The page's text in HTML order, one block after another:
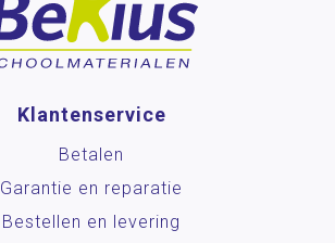
Klantenservice
Betalen
Garantie en reparatie
Bestellen en levering